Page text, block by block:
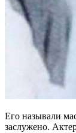
Его называли
заслужено.